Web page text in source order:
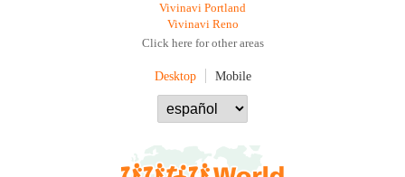
Vivinavi Portland
Vivinavi Reno
Click here for other areas
Desktop Mobile